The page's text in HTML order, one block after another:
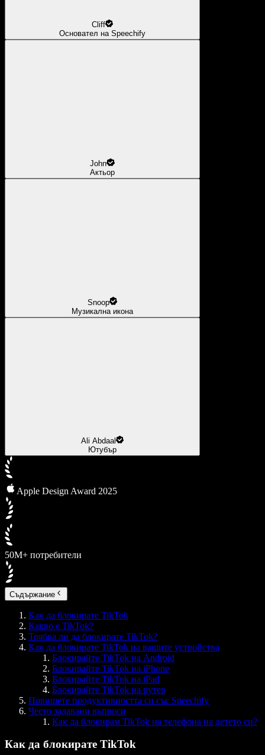
Cliff
Основател на Speechify
John
Актьор
Snoop
Музикална икона
Ali Abdaal
Ютубър
Apple Design Award 2025
50M+ потребители
Съдържание
Как да блокирате TikTok
Какво е TikTok?
Трябва ли да блокирате TikTok?
Как да блокирате TikTok на вашите устройства
Блокирайте TikTok на Android
Блокирайте TikTok на iPhone
Блокирайте TikTok на iPad
Блокирайте TikTok на рутер
Повишете продуктивността си със Speechify
Често задавани въпроси
Как да блокирам TikTok на телефона на детето си?
Как да блокирате TikTok